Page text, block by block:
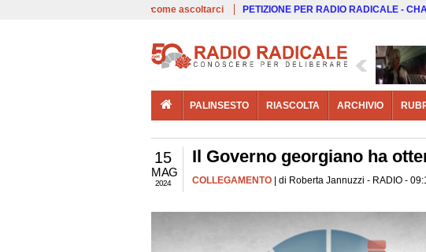
come ascoltarci PETIZIONE PER RADIO RADICALE -
PALINSESTO RIASCOLTA ARCHIVIO
15
MAG
2024
Il Governo georgiano ha
COLLEGAMENTO | di Roberta Jannuzzi - RADIO -